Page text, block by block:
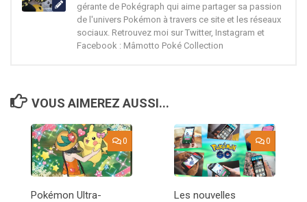
gérante de Pokégraph qui aime partager sa passion
de l'univers Pokémon à travers ce site et les réseaux
sociaux. Retrouvez moi sur Twitter, Instagram et
Facebook : Mâmotto Poké Collection
VOUS AIMEREZ AUSSI...
0
Pokémon Ultra-
0
Les nouvelles